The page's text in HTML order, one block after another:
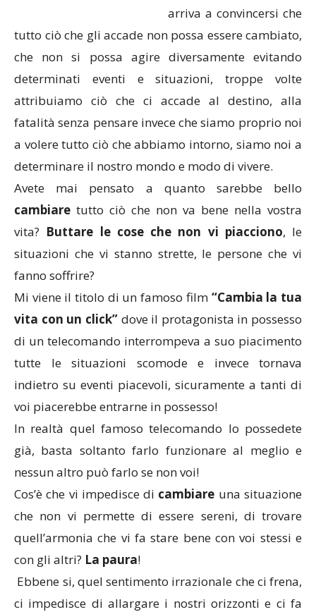
arriva a convincersi che
tutto ciò che gli accade non possa essere cambiato,
che non si possa agire diversamente evitando
determinati eventi e situazioni, troppe volte
attribuiamo ciò che ci accade al destino, alla
fatalità senza pensare invece che siamo proprio noi
a volere tutto ciò che abbiamo intorno, siamo noi a
determinare il nostro mondo e modo di vivere.
Avete mai pensato a quanto sarebbe bello
cambiare tutto ciò che non va bene nella vostra
vita? Buttare le cose che non vi piacciono, le
situazioni che vi stanno strette, le persone che vi
fanno soffrire?
Mi viene il titolo di un famoso film “Cambia la tua
vita con un click”dove il protagonista in possesso
di un telecomando interrompeva a suo piacimento
tutte le situazioni scomode e invece tornava
indietro su eventi piacevoli, sicuramente a tanti di
voi piacerebbe entrarne in possesso!
In realtà quel famoso telecomando lo possedete
già, basta soltanto farlo funzionare al meglio e
nessun altro può farlo se non voi!
Cos’è che vi impedisce di cambiare una situazione
che non vi permette di essere sereni, di trovare
quell’armonia che vi fa stare bene con voi stessi e
con gli altri? La paura!
Ebbene si, quel sentimento irrazionale che ci frena,
ci impedisce di allargare i nostri orizzonti e ci fa